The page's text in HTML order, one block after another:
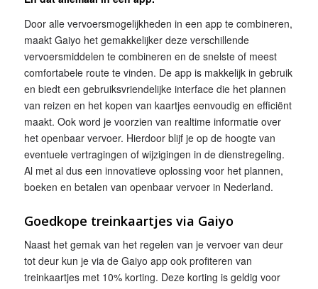
Door alle vervoersmogelijkheden in een app te combineren,
maakt Gaiyo het gemakkelijker deze verschillende
vervoersmiddelen te combineren en de snelste of meest
comfortabele route te vinden. De app is makkelijk in gebruik
en biedt een gebruiksvriendelijke interface die het plannen
van reizen en het kopen van kaartjes eenvoudig en efficiënt
maakt. Ook word je voorzien van realtime informatie over
het openbaar vervoer. Hierdoor blijf je op de hoogte van
eventuele vertragingen of wijzigingen in de dienstregeling.
Al met al dus een innovatieve oplossing voor het plannen,
boeken en betalen van openbaar vervoer in Nederland.
Goedkope treinkaartjes via Gaiyo
Naast het gemak van het regelen van je vervoer van deur
tot deur kun je via de Gaiyo app ook profiteren van
treinkaartjes met 10% korting. Deze korting is geldig voor